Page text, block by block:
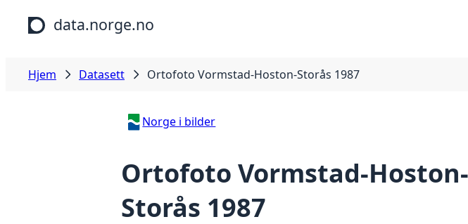
Hopp til hovedinnhold
data.norge.no
Hjem Datasett Ortofoto Vormstad-Hoston-Storås 1987
Norge i bilder
Ortofoto Vormstad-Hoston-
Storås 1987